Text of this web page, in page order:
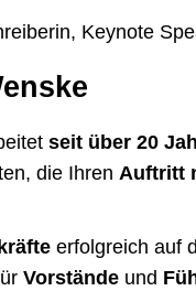
Keynote
seit über 20
die Ihren Auftritt
erfolgreich auf
Vorstände und